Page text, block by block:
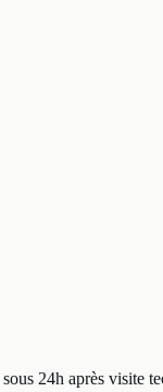
sous 24h après visite